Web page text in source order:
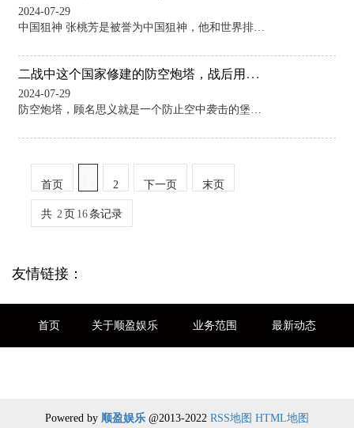
2024-07-29
中国狙神 张桃芳是被誉为中国狙神，他和世界排名第一的狙击手西蒙·海耶一样，都用一把没有瞄准镜的狙击枪成为了世界著名狙击手，这也是世界上唯二用不带瞄准镜的枪械成为世界著名狙击手的案例。而张桃芳的最远狙杀记录，是一枪击毙800米外的敌人。那么张桃芳是怎么做到用一杆无瞄准镜老步枪一枪狙杀800米外敌人的呢？ 张桃芳的天赋 第一自然是张桃芳的天赋。正所谓努力决定了一个人的下限，天赋决定了一个人的上限。一些天赋绝佳的人天生在某件事上就能做的比别人更好，而张桃芳的天赋，就是狙击。这一点得益于张桃芳天生自带
二战中这个国家修建的防空炮塔，战后用了25吨炸药都没有将其炸毁
2024-07-29
防空炮塔，顾名思义就是一个防止空中袭击的堡垒，上面转载着很多防空武器，可以保护在他周围部分地区的安全，也可以在战争当中躲避难民。里面有着补给，可以射杀来袭的敌方的轰炸机。二战时期的德国，曾修建了巨型的防空炮塔。战后，英国用了25吨炸药都没有将其炸毁，其坚固程度可想而知。德国不愧是工业强国。 建造这个炮塔的人也是历史上著名的战争贩子——赫尔曼.戈林。二战开始的时候，他曾经向希特勒保证，盟军的飞机永远不会飞到柏林的上空。他对他领导的空军有着绝对的自信，可以保证柏林的安全。可是现实就是喜欢这样狂妄自
首页 2 下一页 末页
共 2页 16条记录
友情链接：
首页 关于顺盈娱乐 业务范围 最新动态
Powered by 顺盈娱乐 @2013-2022 RSS地图 HTML地图